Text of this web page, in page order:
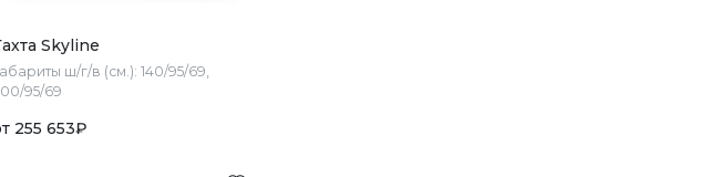
Skyline
ш/г/в (см.): 140/95/69,
95/69
255 653₽